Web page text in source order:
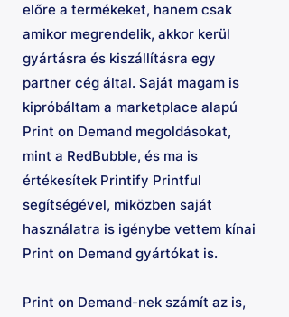
előre a termékeket, hanem csak
amikor megrendelik, akkor kerül
gyártásra és kiszállításra egy
partner cég által. Saját magam is
kipróbáltam a marketplace alapú
Print on Demand megoldásokat,
mint a RedBubble, és ma is
értékesítek Printify Printful
segítségével, miközben saját
használatra is igénybe vettem kínai
Print on Demand gyártókat is.
Print on Demand-nek számít az is,